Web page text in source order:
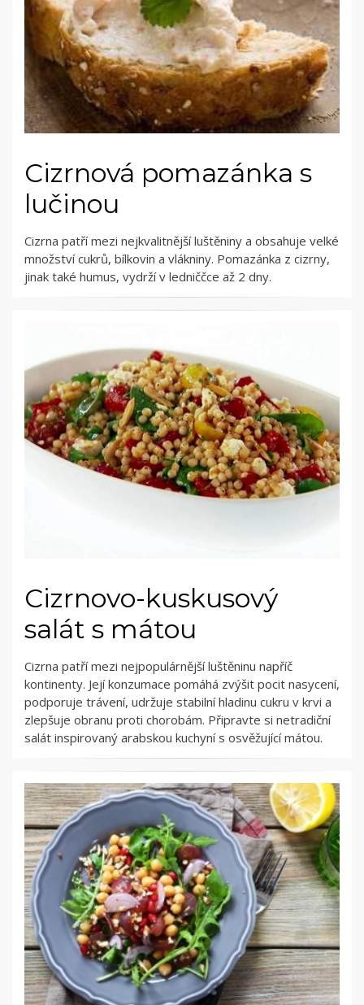
Cizrnová pomazánka s
lučinou
Cizrna patří mezi nejkvalitnější luštěniny a obsahuje velké
množství cukrů, bílkovin a vlákniny. Pomazánka z cizrny,
jinak také humus, vydrží v ledniččce až 2 dny.
Cizrnovo-kuskusový
salát s mátou
Cizrna patří mezi nejpopulárnější luštěninu napříč
kontinenty. Její konzumace pomáhá zvýšit pocit nasycení,
podporuje trávení, udržuje stabilní hladinu cukru v krvi a
zlepšuje obranu proti chorobám. Připravte si netradiční
salát inspirovaný arabskou kuchyní s osvěžující mátou.